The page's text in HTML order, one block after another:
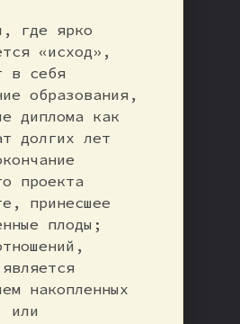
где ярко
«исход»,
в себя
образования,
диплома как
долгих лет
проекта
принесшее
плоды;
накопленных
или